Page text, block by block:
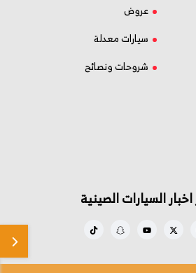
عروض
سيارات معدلة
شروحات ونصائح
السيارات الصينية